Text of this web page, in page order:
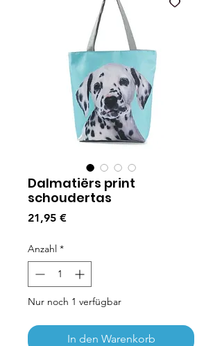
Dalmatiërs print
schoudertas
21,95 €Preis
Anzahl *
Nur noch 1 verfügbar
In den Warenkorb